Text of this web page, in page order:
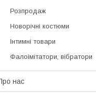
Розпродаж
Новорічні костюми
Інтимні товари
Фалоімітатори, вібратори
нас